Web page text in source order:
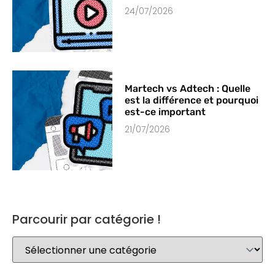
24/07/2026
Martech vs Adtech : Quelle
est la différence et pourquoi
est-ce important
21/07/2026
Parcourir par catégorie !